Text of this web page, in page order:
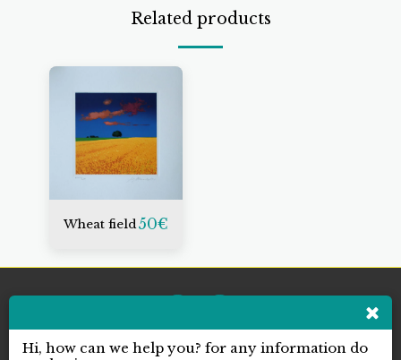
Related products
Wheat field50€
Hi, how can we help you? for any information do